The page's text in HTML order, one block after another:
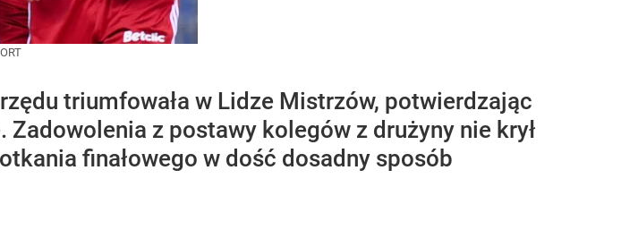
triumfowała w Lidze Mistrzów, potwierdzając
z postawy kolegów z drużyny nie krył
finałowego w dość dosadny sposób